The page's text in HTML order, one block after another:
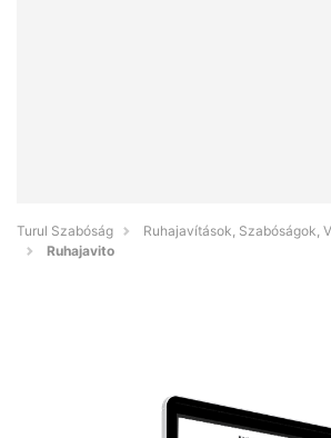
Turul Szabóság
Ruhajavítások, Szabóságok,
Ruhajavito